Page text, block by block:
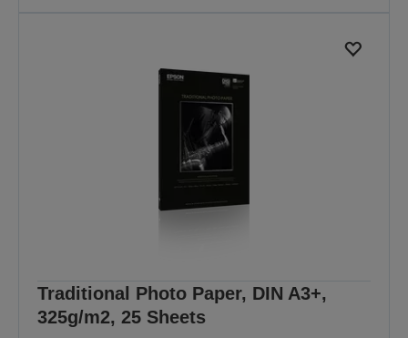
Traditional Photo Paper, DIN A3+,
325g/m2, 25 Sheets